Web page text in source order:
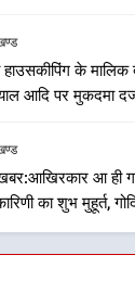
हाउसकीपिंग के मालिक
आदि पर मुकदमा
आ ही
का शुभ मुहूर्त,
बड़ी खबर:16
हित और
गति : धामी